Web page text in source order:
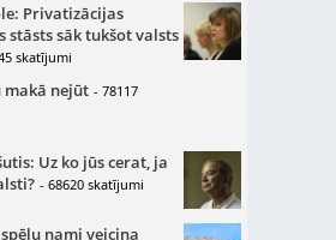
Privatizācijas
stāsts sāk tukšot valsts
skatījumi
makā nejūt - 78117
Uz ko jūs cerat, ja
- 68620 skatījumi
nami veicina